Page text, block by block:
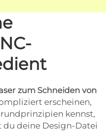
zum Schneiden von
erscheinen,
kennst,
du deine Design-Datei